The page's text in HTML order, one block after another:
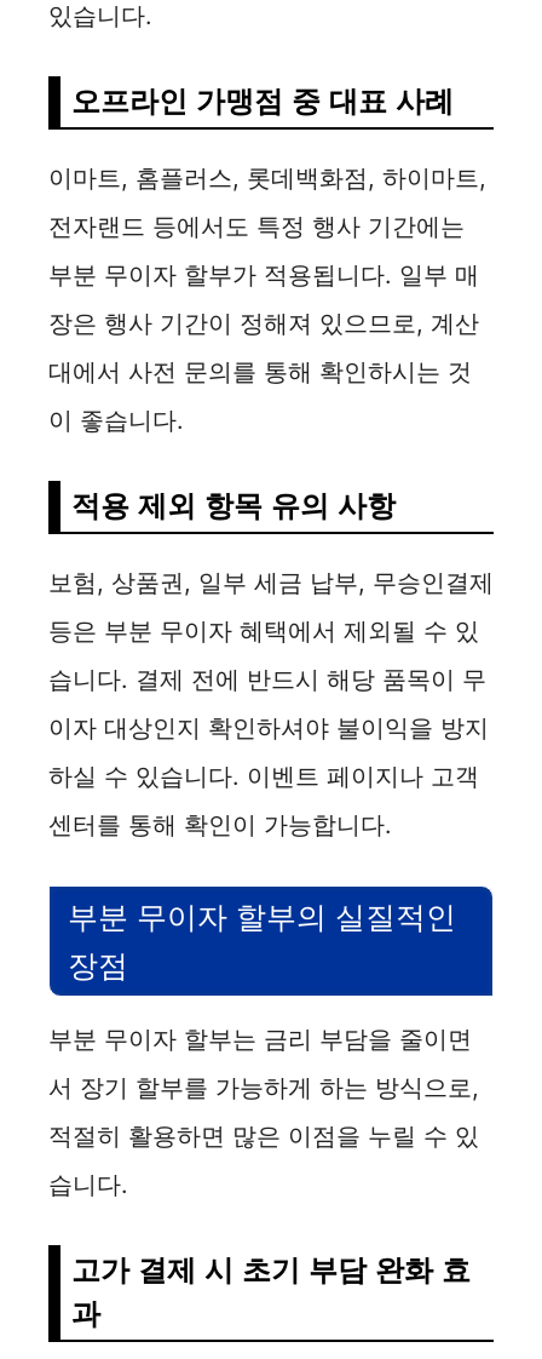
있습니다.
오프라인 가맹점 중 대표 사례
이마트, 홈플러스, 롯데백화점, 하이마트,
전자랜드 등에서도 특정 행사 기간에는
부분 무이자 할부가 적용됩니다. 일부 매
장은 행사 기간이 정해져 있으므로, 계산
대에서 사전 문의를 통해 확인하시는 것
이 좋습니다.
적용 제외 항목 유의 사항
보험, 상품권, 일부 세금 납부, 무승인결제
등은 부분 무이자 혜택에서 제외될 수 있
습니다. 결제 전에 반드시 해당 품목이 무
이자 대상인지 확인하셔야 불이익을 방지
하실 수 있습니다. 이벤트 페이지나 고객
센터를 통해 확인이 가능합니다.
부분 무이자 할부의 실질적인
장점
부분 무이자 할부는 금리 부담을 줄이면
서 장기 할부를 가능하게 하는 방식으로,
적절히 활용하면 많은 이점을 누릴 수 있
습니다.
고가 결제 시 초기 부담 완화 효
과